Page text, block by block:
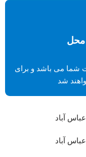
محل
شما می باشد و برای
شد